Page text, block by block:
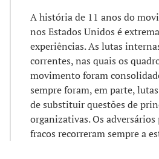
A história de 11 anos do
nos Estados Unidos é
experiências. As lutas
correntes, nas quais os
movimento foram
sempre foram, em parte,
de substituir questões de
organizativas. Os
fracos recorreram sempre a